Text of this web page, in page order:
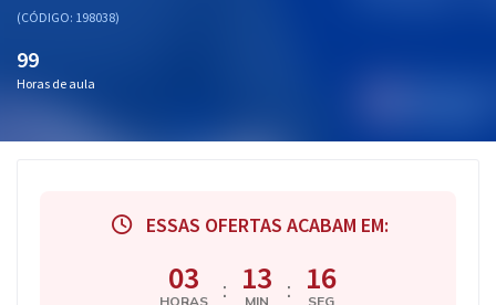
Atendimento
(CÓDIGO: 198038)
99
Horas de aula
ESSAS OFERTAS ACABAM EM:
03
HORAS : 13
MIN : 15
SEG